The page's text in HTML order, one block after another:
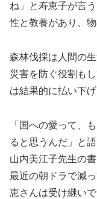
ね」と寿恵子が言
性と教養があり、
森林伐採は人間の
災害を防ぐ役割も
は結果的に払い下
「国への愛って、
ると思うんだ」と
山内美江子先生の
最近の朝ドラで減
恵さんは受け継いで